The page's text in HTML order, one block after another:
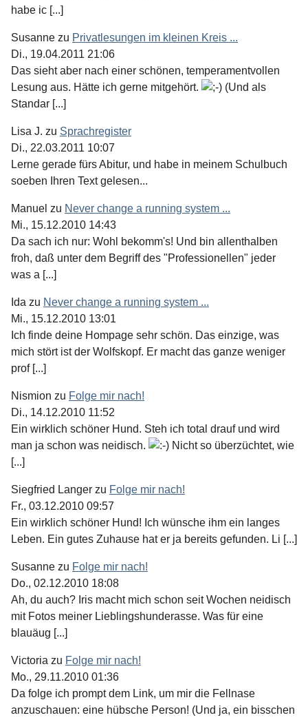
habe ic [...]
Susanne zu Privatlesungen im kleinen Kreis ...
Di., 19.04.2011 21:06
Das sieht aber nach einer schönen, temperamentvollen
Lesung aus. Hätte ich gerne mitgehört.
(Und als
Standar [...]
Lisa J. zu Sprachregister
Di., 22.03.2011 10:07
Lerne gerade fürs Abitur, und habe in meinem Schulbuch
soeben Ihren Text gelesen...
Manuel zu Never change a running system ...
Mi., 15.12.2010 14:43
Da sach ich nur: Wohl bekomm's! Und bin allenthalben
froh, daß unter dem Begriff des "Professionellen" jeder
was a [...]
Ida zu Never change a running system ...
Mi., 15.12.2010 13:01
Ich finde deine Hompage sehr schön. Das einzige, was
mich stört ist der Wolfskopf. Er macht das ganze weniger
prof [...]
Nismion zu Folge mir nach!
Di., 14.12.2010 11:52
Ein wirklich schöner Hund. Steh ich total drauf und wird
man ja schon was neidisch.
Nicht so überzüchtet, wie
[...]
Siegfried Langer zu Folge mir nach!
Fr., 03.12.2010 09:57
Ein wirklich schöner Hund! Ich wünsche ihm ein langes
Leben. Ein gutes Zuhause hat er ja bereits gefunden. Li [...]
Susanne zu Folge mir nach!
Do., 02.12.2010 18:08
Ah, du auch? Iris macht mich schon seit Wochen neidisch
mit Fotos meiner Lieblingshunderasse. Was für eine
blauäug [...]
Victoria zu Folge mir nach!
Mo., 29.11.2010 01:36
Da folge ich prompt dem Link, um mir die Fellnase
anzuschauen: eine hübsche Person! (Und ja, ein bisschen